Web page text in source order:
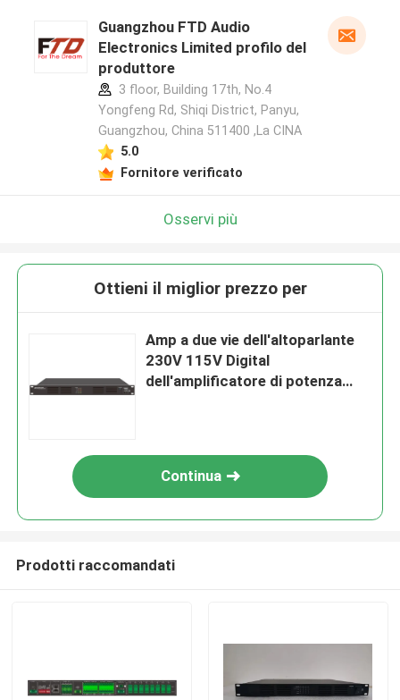
Guangzhou FTD Audio
Electronics Limited profilo del
produttore
3 floor, Building 17th, No.4
Yongfeng Rd, Shiqi District, Panyu,
Guangzhou, China 511400 ,La CINA
5.0
Fornitore verificato
Osservi più
Ottieni il miglior prezzo per
Amp a due vie dell'altoparlante
230V 115V Digital
dell'amplificatore di potenza
Continua
Prodotti raccomandati